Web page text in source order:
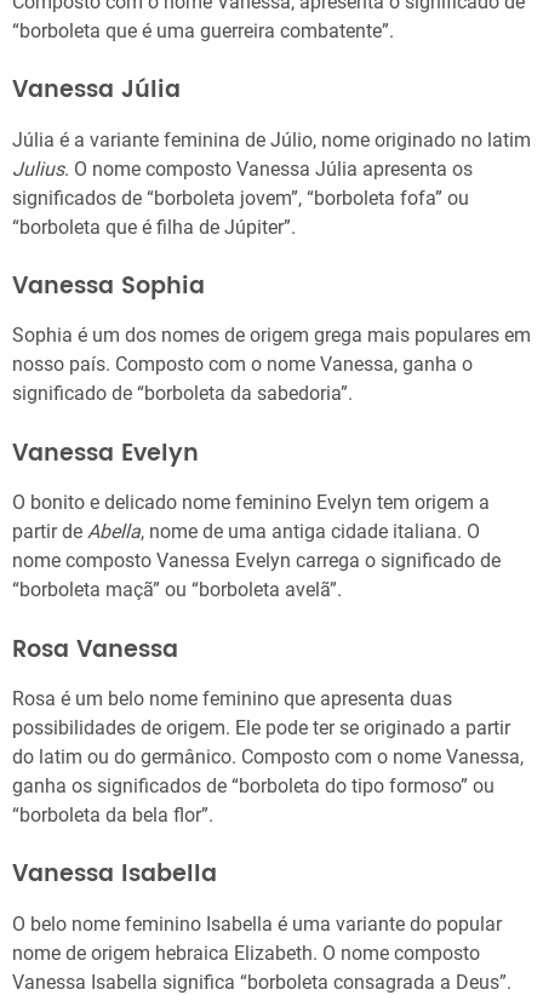
“borboleta que é uma guerreira combatente”.
Vanessa Júlia
Júlia é a variante feminina de Júlio, nome originado no latim
Julius. O nome composto Vanessa Júlia apresenta os
significados de “borboleta jovem”, “borboleta fofa” ou
“borboleta que é filha de Júpiter”.
Vanessa Sophia
Sophia é um dos nomes de origem grega mais populares em
nosso país. Composto com o nome Vanessa, ganha o
significado de “borboleta da sabedoria”.
Vanessa Evelyn
O bonito e delicado nome feminino Evelyn tem origem a
partir de Abella, nome de uma antiga cidade italiana. O
nome composto Vanessa Evelyn carrega o significado de
“borboleta maçã” ou “borboleta avelã”.
Rosa Vanessa
Rosa é um belo nome feminino que apresenta duas
possibilidades de origem. Ele pode ter se originado a partir
do latim ou do germânico. Composto com o nome Vanessa,
ganha os significados de “borboleta do tipo formoso” ou
“borboleta da bela flor”.
Vanessa Isabella
O belo nome feminino Isabella é uma variante do popular
nome de origem hebraica Elizabeth. O nome composto
Vanessa Isabella significa “borboleta consagrada a Deus”.